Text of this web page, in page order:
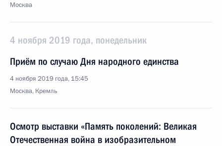
Москва
4 ноября 2019 года, понедельник
Приём по случаю Дня народного единства
4 ноября 2019 года, 15:45
Москва, Кремль
Осмотр выставки «Память поколений: Великая
Отечественная война в изобразительном